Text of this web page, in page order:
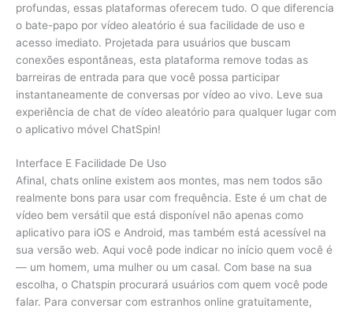
profundas, essas plataformas oferecem tudo. O que diferencia
o bate-papo por vídeo aleatório é sua facilidade de uso e
acesso imediato. Projetada para usuários que buscam
conexões espontâneas, esta plataforma remove todas as
barreiras de entrada para que você possa participar
instantaneamente de conversas por vídeo ao vivo. Leve sua
experiência de chat de vídeo aleatório para qualquer lugar com
o aplicativo móvel ChatSpin!
Interface E Facilidade De Uso
Afinal, chats online existem aos montes, mas nem todos são
realmente bons para usar com frequência. Este é um chat de
vídeo bem versátil que está disponível não apenas como
aplicativo para iOS e Android, mas também está acessível na
sua versão web. Aqui você pode indicar no início quem você é
— um homem, uma mulher ou um casal. Com base na sua
escolha, o Chatspin procurará usuários com quem você pode
falar. Para conversar com estranhos online gratuitamente,